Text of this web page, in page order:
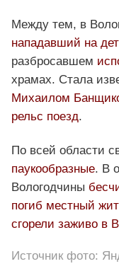
Между тем, в
нападавший на
разбросавшем
храмах. Стала
Михаилом
рельс поезд.
По всей области
паукообразные. В
Вологодчины
погиб местный
сгорели заживо в
Источник фото: